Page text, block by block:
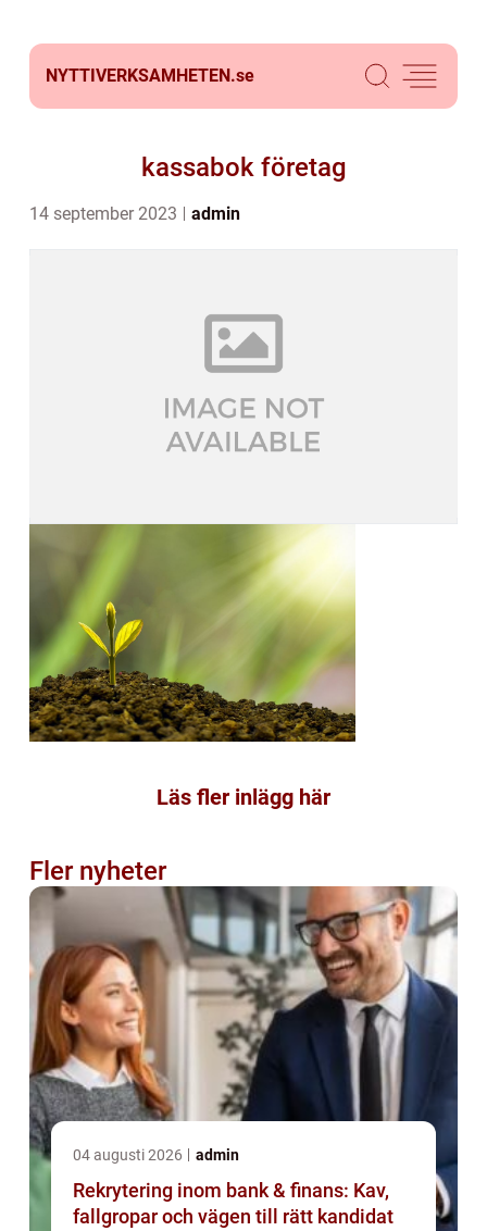
NYTTIVERKSAMHETEN.se
kassabok företag
14 september 2023 admin
Läs fler inlägg här
Fler nyheter
04 augusti 2026 admin
Rekrytering inom bank & finans: Kav,
fallgropar och vägen till rätt kandidat